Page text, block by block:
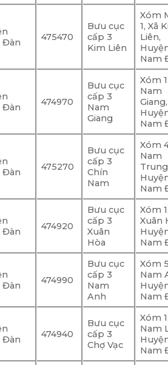
Đàn
475470
Bưu cục
cấp 3
Kim Liên
Xóm
1, Xã
Liên,
Nam
Đàn
474970
Bưu cục
cấp 3
Nam
Giang
Xóm
Nam
Giang,
Nam
Đàn
475270
Bưu cục
cấp 3
Chín
Nam
Xóm
Nam
Nam
Đàn
474920
Bưu cục
cấp 3
Xuân
Hòa
Xóm
Xuân
Nam
Đàn
474990
Bưu cục
cấp 3
Nam
Anh
Xóm
Nam
Nam
Đàn
474940
Bưu cục
cấp 3
Chợ Vạc
Xóm
Nam
Nam